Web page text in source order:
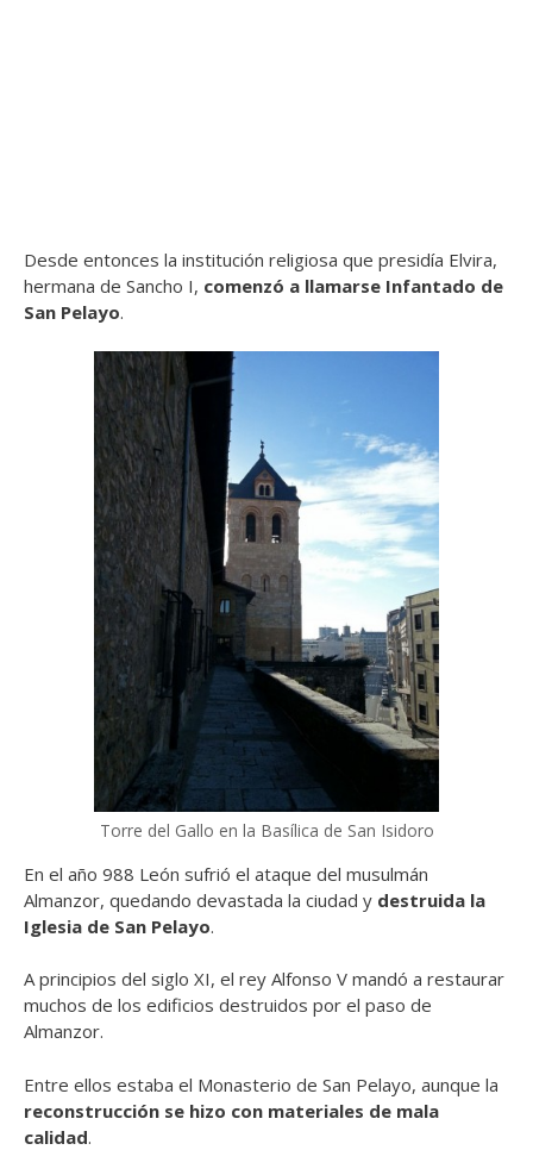
Desde entonces la institución religiosa que presidía Elvira,
hermana de Sancho I, comenzó a llamarse Infantado de
San Pelayo.
Torre del Gallo en la Basílica de San Isidoro
En el año 988 León sufrió el ataque del musulmán
Almanzor, quedando devastada la ciudad y destruida la
Iglesia de San Pelayo.
A principios del siglo XI, el rey Alfonso V mandó a restaurar
muchos de los edificios destruidos por el paso de
Almanzor.
Entre ellos estaba el Monasterio de San Pelayo, aunque la
reconstrucción se hizo con materiales de mala
calidad.